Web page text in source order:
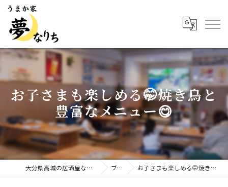
お子さまも楽しめる🤭焼き鳥と
豊富なメニュー😋
大分県高城の居酒屋ならうまか家 夢なりち ブログ お子さまも楽しめる🤭焼き鳥と豊富なメニュー😋